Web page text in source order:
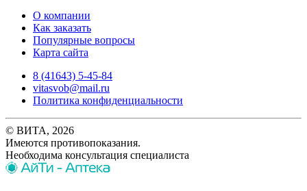
О компании
Как заказать
Популярные вопросы
Карта сайта
8 (41643) 5-45-84
vitasvob@mail.ru
Политика конфиденциальности
© ВИТА, 2026
Имеются противопоказания.
Необходима консультация специалиста